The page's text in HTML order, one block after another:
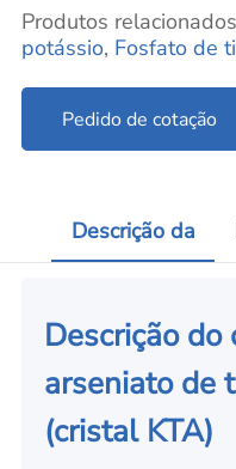
Produtos
potássio, Fosfato de
Pedido de cotação
Descrição da
Descrição
arseniato de
(cristal KTA)